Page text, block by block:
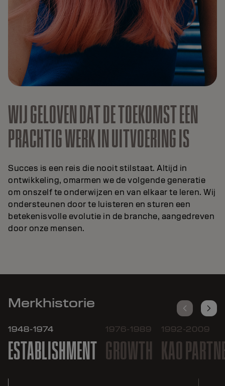
WIJ GELOVEN DAT DE TOEKOMST EEN
PRACHTIG WERK IN UITVOERING IS
Succes is een reis die nooit stilstaat. Altijd in
ontwikkeling, omarmen we de volgende generatie
om onszelf te onderwijzen en van elkaar te leren. Wij
ondersteunen door te luisteren en sturen een
betekenisvolle evolutie in de branche, aangedreven
door onze mensen.
Merkhistorie
1948-1974
ESTABLISHMENT
1976-1989
GROWTH
1992-2009
KAO